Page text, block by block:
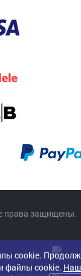
права защищены.
cookie.
файлы cookie.